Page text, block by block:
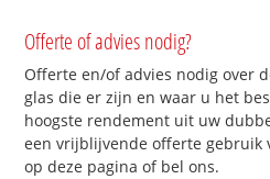
Offerte of advies nodig?
Offerte en/of advies nodig over
glas die er zijn en waar u het
hoogste rendement uit uw
een vrijblijvende offerte gebruik
op deze pagina of bel ons.